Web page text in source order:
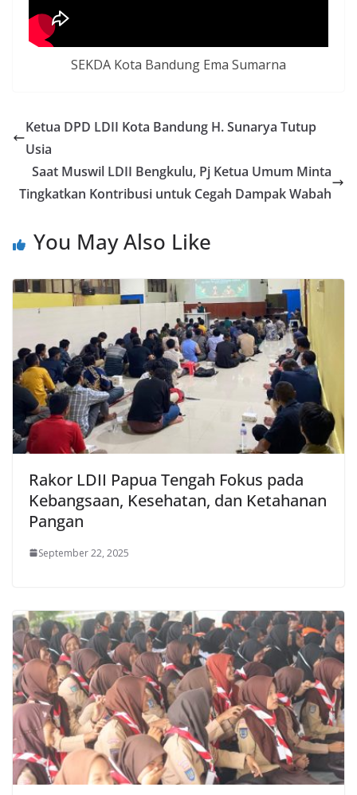
SEKDA Kota Bandung Ema Sumarna
Ketua DPD LDII Kota Bandung H. Sunarya Tutup
Usia
Saat Muswil LDII Bengkulu, Pj Ketua Umum Minta
Tingkatkan Kontribusi untuk Cegah Dampak Wabah
You May Also Like
Rakor LDII Papua Tengah Fokus pada
Kebangsaan, Kesehatan, dan Ketahanan
Pangan
September 22, 2025